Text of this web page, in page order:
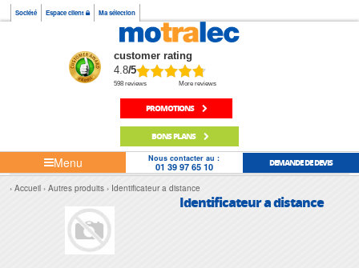
Société Espace client Ma sélection
customer rating
4.8/5
598 reviews More reviews
PROMOTIONS
BONS PLANS
Menu Nous contacter au :
01 39 97 65 10 DEMANDE DE DEVIS
Accueil Autres produits Identificateur a distance
Identificateur a distance